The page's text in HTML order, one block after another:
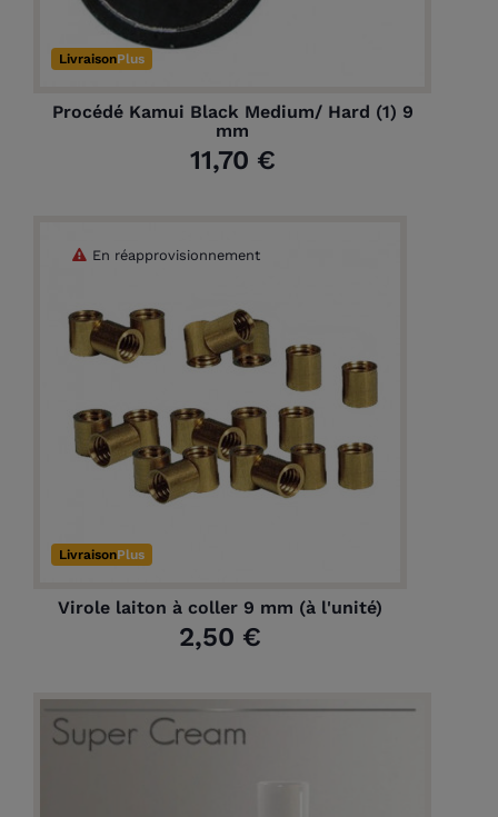
LivraisonPlus
Procédé Kamui Black Medium/ Hard (1) 9
mm
11,70 €
LivraisonPlus
Virole laiton à coller 9 mm (à l'unité)
2,50 €
En réapprovisionnement